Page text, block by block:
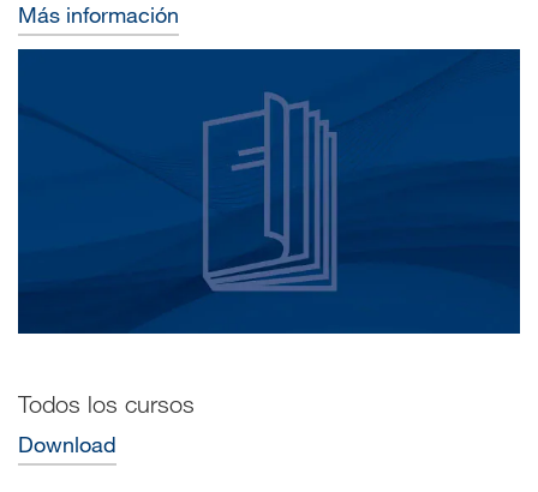
Más información
Todos los cursos
Download